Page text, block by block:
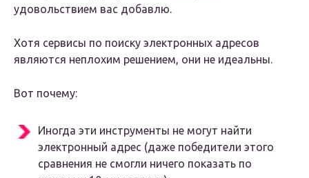
удовольствием вас добавлю.
Хотя сервисы по поиску электронных адресов
являются неплохим решением, они не идеальны.
Вот почему:
Иногда эти инструменты не могут найти
электронный адрес (даже победители этого
сравнения не смогли ничего показать по